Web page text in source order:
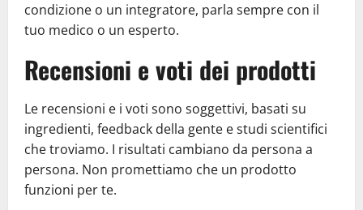
condizione o un integratore, parla sempre con il
tuo medico o un esperto.
Recensioni e voti dei prodotti
Le recensioni e i voti sono soggettivi, basati su
ingredienti, feedback della gente e studi scientifici
che troviamo. I risultati cambiano da persona a
persona. Non promettiamo che un prodotto
funzioni per te.